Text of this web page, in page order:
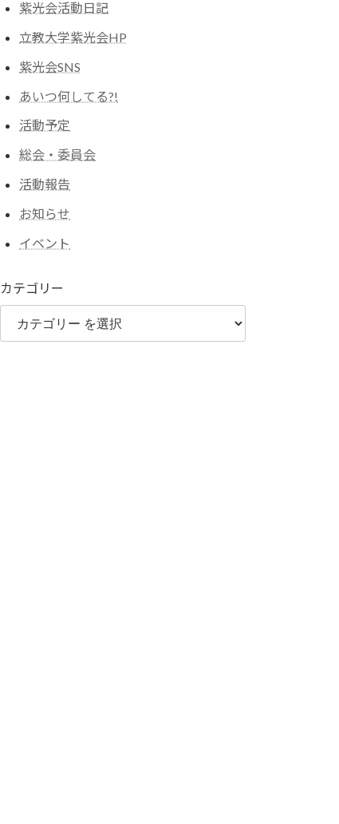
紫光会活動日記
立教大学紫光会HP
紫光会SNS
あいつ何してる?!
活動予定
総会・委員会
活動報告
お知らせ
イベント
カテゴリー